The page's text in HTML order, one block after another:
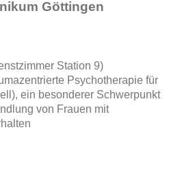
Göttingen
Station 9)
Psychotherapie für
ein besonderer Schwerpunkt
von Frauen mit